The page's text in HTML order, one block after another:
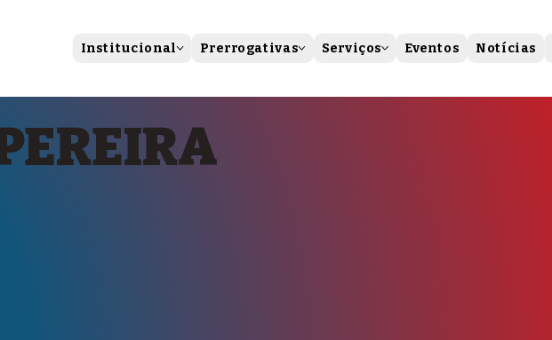
Institucional Prerrogativas Serviços Eventos Notícias